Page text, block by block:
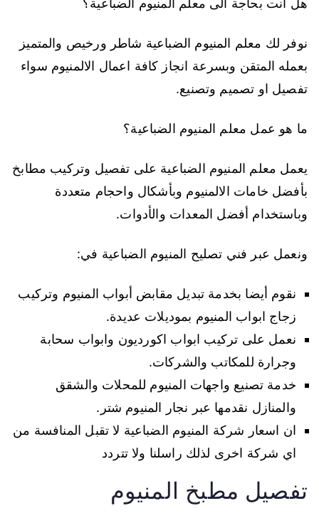
هل انت بحاجة الى معلم المنيوم الضباعية؟
نوفر لك معلم المنيوم الضباعية شاطر ورخيص والمتميز
بعمله المتقن وبسرعة انجاز كافة اعمال الالمنيوم سواء
تفصيل او تصميم وتصنيع.
ما هو عمل معلم المنيوم الضباعية؟
يعمل معلم المنيوم الضباعية على تفصيل وتركيب مطابخ
بأفضل خامات الالمنيوم وبأشكال واحجام متعددة
وباستخدام أفضل المعدات والأدوات.
ونعمل عبر فني تصليح المنيوم الضباعية في:
نقوم أيضا بخدمة تبديل مقابض أبواب المنيوم وتركيب
زجاج ابواب المنيوم بموديلات عديدة.
نعمل على تركيب ابواب اكورديون وابواب سحابة
وجرارة للمكاتب والشركات.
خدمة تصنيع واجهات المنيوم للمحلات والشقق
والمنازل نقدمها عبر نجار المنيوم شتر.
ان اسعار شركة المنيوم الضباعية لا تقبل المنافسة من
اي شركة اخرى لذلك راسلنا ولا تتردد
تفصيل مطبخ المنيوم